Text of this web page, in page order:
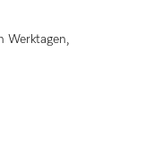
Werktagen,